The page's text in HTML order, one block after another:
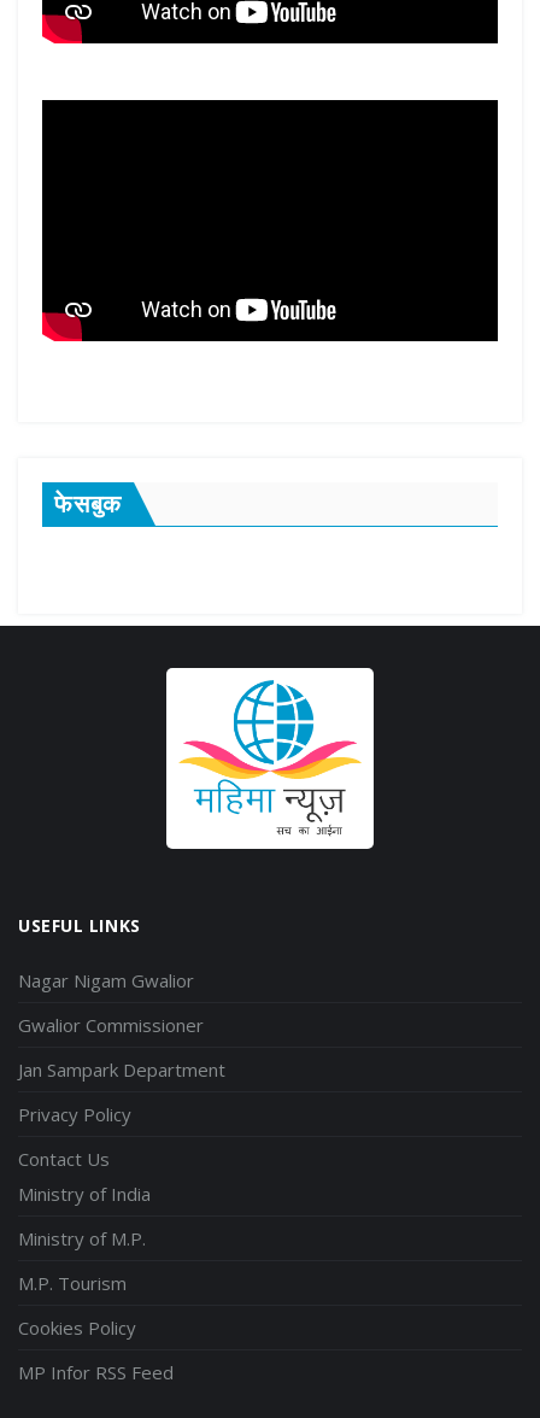
फेसबुक
USEFUL LINKS
Nagar Nigam Gwalior
Gwalior Commissioner
Jan Sampark Department
Privacy Policy
Contact Us
Ministry of India
Ministry of M.P.
M.P. Tourism
Cookies Policy
MP Infor RSS Feed